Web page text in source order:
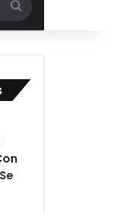
por